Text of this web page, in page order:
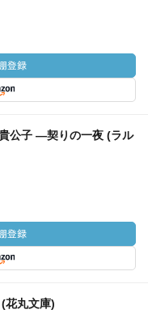
公子 ―契りの一夜 (ラル
花丸文庫)